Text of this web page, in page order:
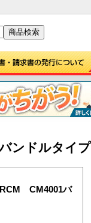
ドルタイプ
CM4001バ